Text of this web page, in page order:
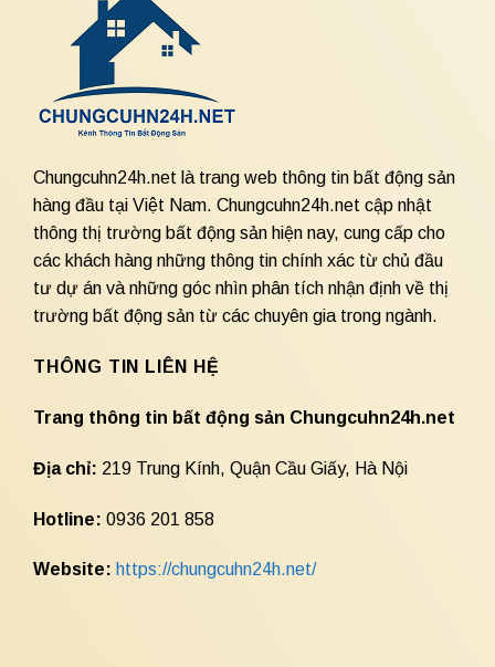
Chungcuhn24h.net là trang web thông tin bất động sản
hàng đầu tại Việt Nam. Chungcuhn24h.net cập nhật
thông thị trường bất động sản hiện nay, cung cấp cho
các khách hàng những thông tin chính xác từ chủ đầu
tư dự án và những góc nhìn phân tích nhận định về thị
trường bất động sản từ các chuyên gia trong ngành.
THÔNG TIN LIÊN HỆ
Trang thông tin bất động sản Chungcuhn24h.net
Địa chỉ: 219 Trung Kính, Quận Cầu Giấy, Hà Nội
Hotline: 0936 201 858
Website: https://chungcuhn24h.net/